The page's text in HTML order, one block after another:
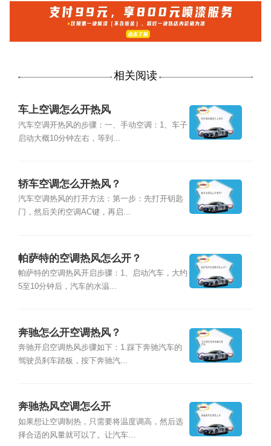
相关阅读
车上空调怎么开热风
汽车空调开热风的步骤：一、手动空调：1、车子
启动大概10分钟左右，等到...
轿车空调怎么开热风？
汽车空调热风的打开方法：第一步：先打开钥匙
门，然后关闭空调AC键，再启...
帕萨特的空调热风怎么开？
帕萨特的空调热风开启步骤：1、启动汽车，大约
5至10分钟后，汽车的水温...
奔驰怎么开空调热风？
奔驰开启空调热风步骤如下：1.踩下奔驰汽车的
驾驶员刹车踏板，按下奔驰汽...
奔驰热风空调怎么开
如果想让空调制热，只需要将温度调高，然后选
择合适的风量就可以了。让汽车...